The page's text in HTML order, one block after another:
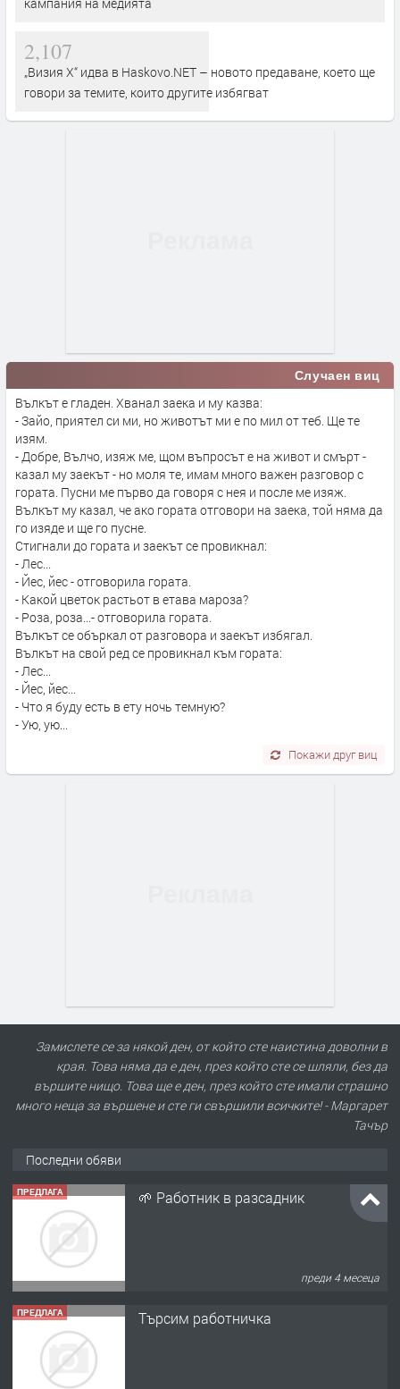
2,107
„Визия Х“ идва в Haskovo.NET – новото предаване, което ще
говори за темите, които другите избягват
Случаен виц
Вълкът е гладен. Хванал заека и му казва:
- Зайо, приятел си ми, но животът ми е по мил от теб. Ще те
изям.
- Добре, Вълчо, изяж ме, щом въпросът е на живот и смърт -
казал му заекът - но моля те, имам много важен разговор с
гората. Пусни ме първо да говоря с нея и после ме изяж.
Вълкът му казал, че ако гората отговори на заека, той няма да
го изяде и ще го пусне.
Стигнали до гората и заекът се провикнал:
- Лес...
- Йес, йес - отговорила гората.
- Какой цветок растьот в етава мароза?
- Роза, роза...- отговорила гората.
Вълкът се объркал от разговора и заекът избягал.
Вълкът на свой ред се провикнал към гората:
- Лес...
- Йес, йес...
- Что я буду есть в ету ночь темную?
- Ую, ую...
Покажи друг виц
Замислете се за някой ден, от който сте наистина доволни в
края. Това няма да е ден, през който сте се шляли, без да
вършите нищо. Това ще е ден, през който сте имали страшно
много неща за вършене и сте ги свършили всичките! - Маргарет
Тачър
Последни обяви
ПРЕДЛАГА 🌱 Работник в разсадник
преди 4 месеца
ПРЕДЛАГА Търсим работничка